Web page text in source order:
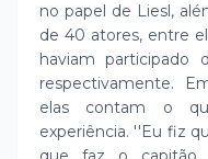
no papel de Liesl,
de 40 atores, entre
haviam
respectivamente.
elas contam o
experiência. ''Eu fiz